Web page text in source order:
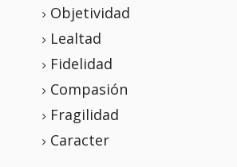
Objetividad
Lealtad
Fidelidad
Compasión
Fragilidad
Caracter